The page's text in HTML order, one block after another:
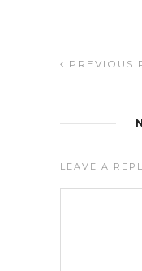
PREVIOUS
LEAVE A